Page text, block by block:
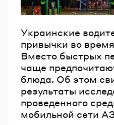
Украинские
привычки во
Вместо быстрых
чаще
блюда. Об этом
результаты
проведенного
мобильной сети